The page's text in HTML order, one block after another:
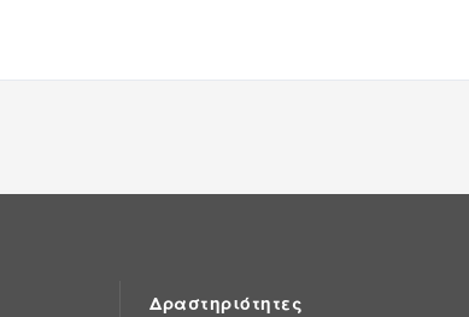
Δραστηριότητες